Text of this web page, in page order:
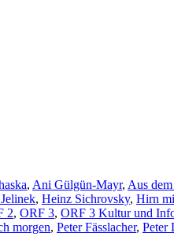
, Ani Gülgün-Mayr, Aus
, Heinz Sichrovsky, Hirn
2, ORF 3, ORF 3 Kultur und
morgen, Peter Fässlacher, Peter